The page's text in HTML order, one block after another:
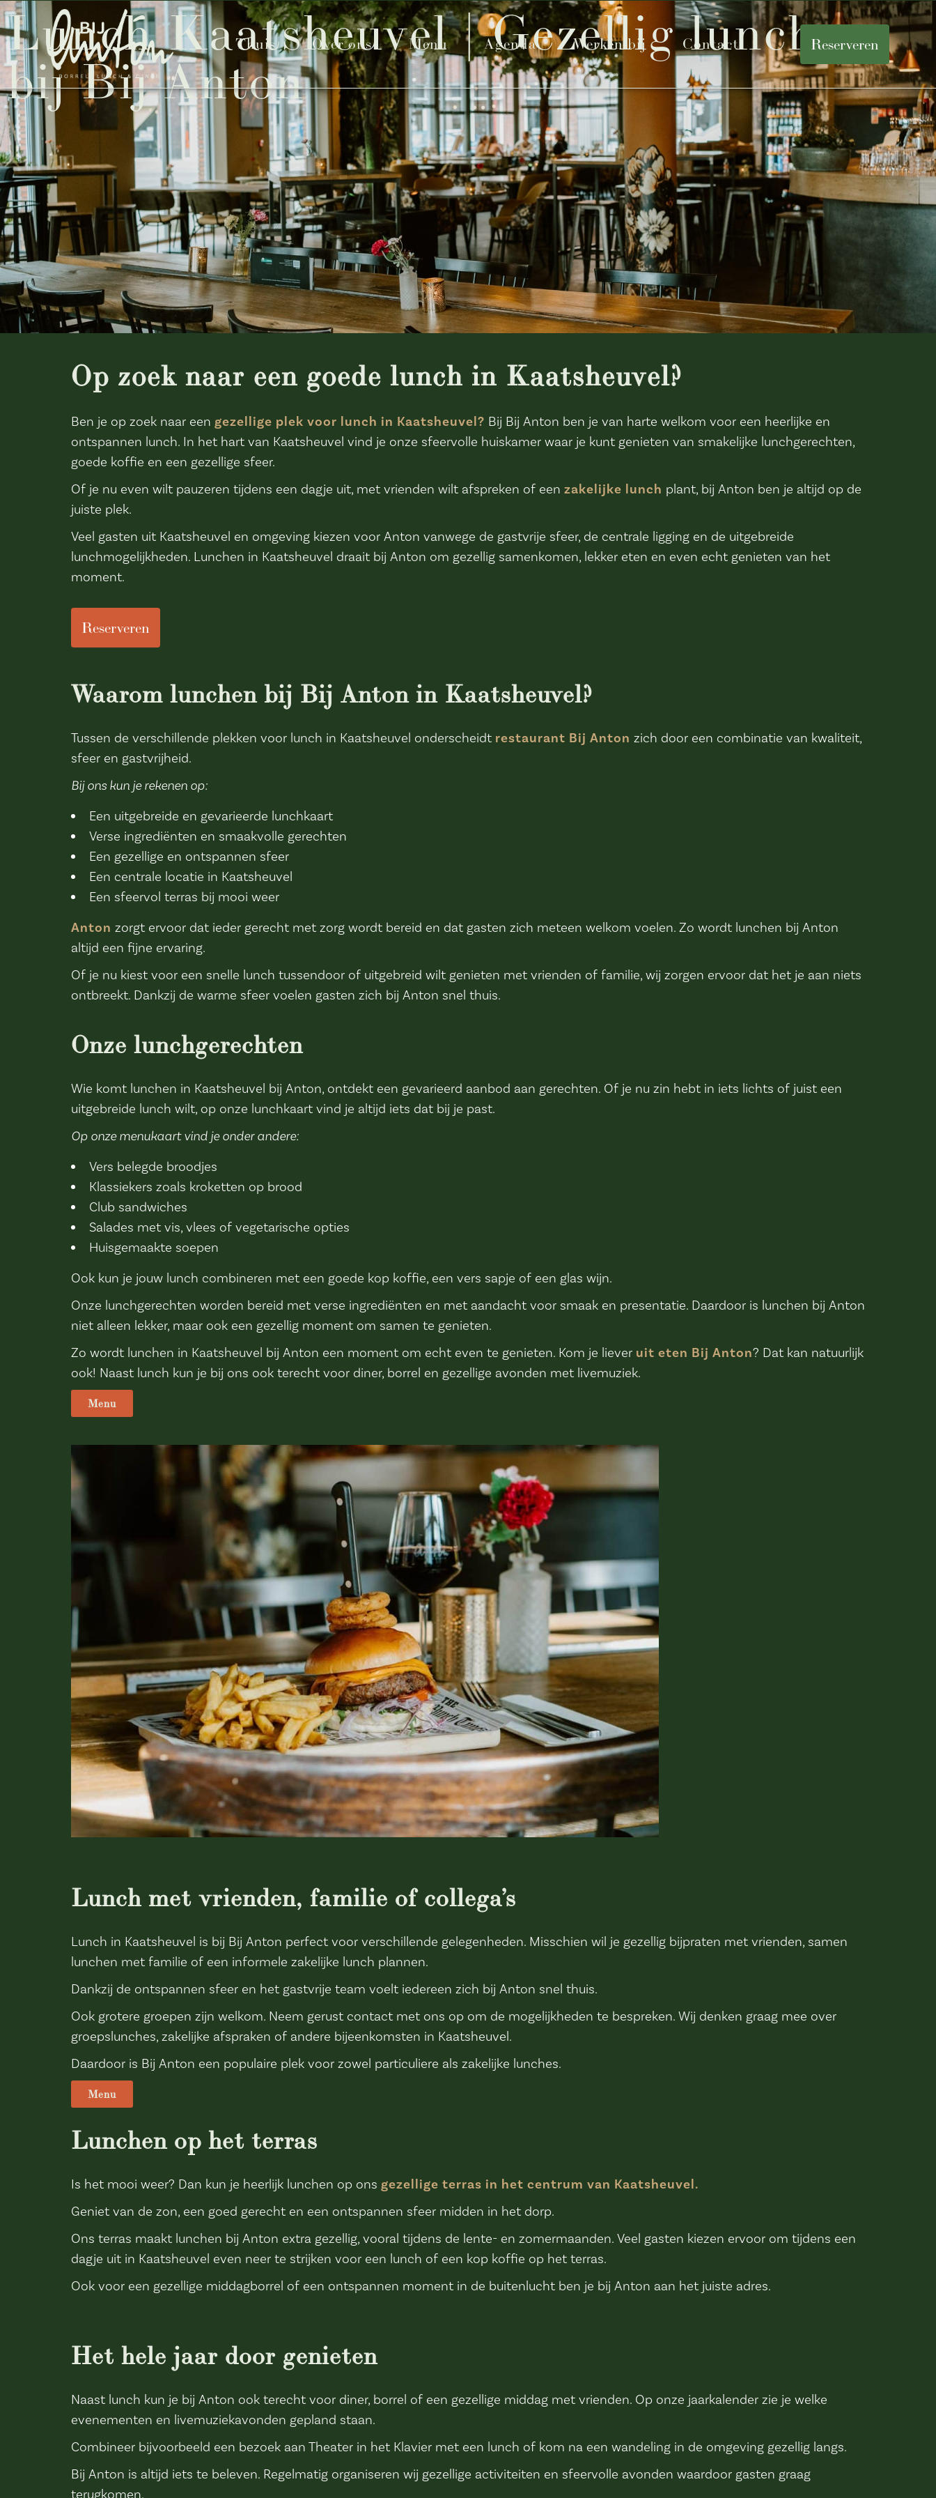
Thuis Over ons Menu Agenda Werken bij Contact Reserveren
Lunch Kaatsheuvel | Gezellig lunchen
bij Bij Anton
Op zoek naar een goede lunch in Kaatsheuvel?
Ben je op zoek naar een gezellige plek voor lunch in Kaatsheuvel? Bij Bij Anton ben je van harte welkom voor een heerlijke en
ontspannen lunch. In het hart van Kaatsheuvel vind je onze sfeervolle huiskamer waar je kunt genieten van smakelijke lunchgerechten,
goede koffie en een gezellige sfeer.
Of je nu even wilt pauzeren tijdens een dagje uit, met vrienden wilt afspreken of een zakelijke lunch plant, bij Anton ben je altijd op de
juiste plek.
Veel gasten uit Kaatsheuvel en omgeving kiezen voor Anton vanwege de gastvrije sfeer, de centrale ligging en de uitgebreide
lunchmogelijkheden. Lunchen in Kaatsheuvel draait bij Anton om gezellig samenkomen, lekker eten en even echt genieten van het
moment.
Reserveren
Waarom lunchen bij Bij Anton in Kaatsheuvel?
Tussen de verschillende plekken voor lunch in Kaatsheuvel onderscheidt restaurant Bij Anton zich door een combinatie van kwaliteit,
sfeer en gastvrijheid.
Bij ons kun je rekenen op:
Een uitgebreide en gevarieerde lunchkaart
Verse ingrediënten en smaakvolle gerechten
Een gezellige en ontspannen sfeer
Een centrale locatie in Kaatsheuvel
Een sfeervol terras bij mooi weer
Anton zorgt ervoor dat ieder gerecht met zorg wordt bereid en dat gasten zich meteen welkom voelen. Zo wordt lunchen bij Anton
altijd een fijne ervaring.
Of je nu kiest voor een snelle lunch tussendoor of uitgebreid wilt genieten met vrienden of familie, wij zorgen ervoor dat het je aan niets
ontbreekt. Dankzij de warme sfeer voelen gasten zich bij Anton snel thuis.
Onze lunchgerechten
Wie komt lunchen in Kaatsheuvel bij Anton, ontdekt een gevarieerd aanbod aan gerechten. Of je nu zin hebt in iets lichts of juist een
uitgebreide lunch wilt, op onze lunchkaart vind je altijd iets dat bij je past.
Op onze menukaart vind je onder andere:
Vers belegde broodjes
Klassiekers zoals kroketten op brood
Club sandwiches
Salades met vis, vlees of vegetarische opties
Huisgemaakte soepen
Ook kun je jouw lunch combineren met een goede kop koffie, een vers sapje of een glas wijn.
Onze lunchgerechten worden bereid met verse ingrediënten en met aandacht voor smaak en presentatie. Daardoor is lunchen bij Anton
niet alleen lekker, maar ook een gezellig moment om samen te genieten.
Zo wordt lunchen in Kaatsheuvel bij Anton een moment om echt even te genieten. Kom je liever uit eten Bij Anton? Dat kan natuurlijk
ook! Naast lunch kun je bij ons ook terecht voor diner, borrel en gezellige avonden met livemuziek.
Menu
Lunch met vrienden, familie of collega’s
Lunch in Kaatsheuvel is bij Bij Anton perfect voor verschillende gelegenheden. Misschien wil je gezellig bijpraten met vrienden, samen
lunchen met familie of een informele zakelijke lunch plannen.
Dankzij de ontspannen sfeer en het gastvrije team voelt iedereen zich bij Anton snel thuis.
Ook grotere groepen zijn welkom. Neem gerust contact met ons op om de mogelijkheden te bespreken. Wij denken graag mee over
groepslunches, zakelijke afspraken of andere bijeenkomsten in Kaatsheuvel.
Daardoor is Bij Anton een populaire plek voor zowel particuliere als zakelijke lunches.
Menu
Lunchen op het terras
Is het mooi weer? Dan kun je heerlijk lunchen op ons gezellige terras in het centrum van Kaatsheuvel.
Geniet van de zon, een goed gerecht en een ontspannen sfeer midden in het dorp.
Ons terras maakt lunchen bij Anton extra gezellig, vooral tijdens de lente- en zomermaanden. Veel gasten kiezen ervoor om tijdens een
dagje uit in Kaatsheuvel even neer te strijken voor een lunch of een kop koffie op het terras.
Ook voor een gezellige middagborrel of een ontspannen moment in de buitenlucht ben je bij Anton aan het juiste adres.
Het hele jaar door genieten
Naast lunch kun je bij Anton ook terecht voor diner, borrel of een gezellige middag met vrienden. Op onze jaarkalender zie je welke
evenementen en livemuziekavonden gepland staan.
Combineer bijvoorbeeld een bezoek aan Theater in het Klavier met een lunch of kom na een wandeling in de omgeving gezellig langs.
Bij Anton is altijd iets te beleven. Regelmatig organiseren wij gezellige activiteiten en sfeervolle avonden waardoor gasten graag
terugkomen.